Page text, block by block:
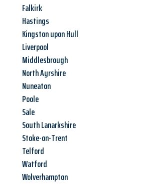
Falkirk
Hastings
Kingston upon Hull
Liverpool
Middlesbrough
North Ayrshire
Nuneaton
Poole
Sale
South Lanarkshire
Stoke-on-Trent
Telford
Watford
Wolverhampton